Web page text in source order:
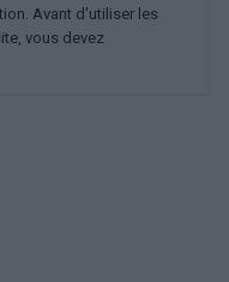
Avant d'utiliser les
vous devez